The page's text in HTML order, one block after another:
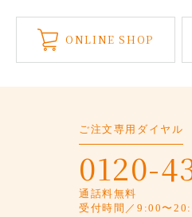
ONLINE SHOP
ご注文専用ダイヤル
0120-
通話料無料
受付時間／9:00〜